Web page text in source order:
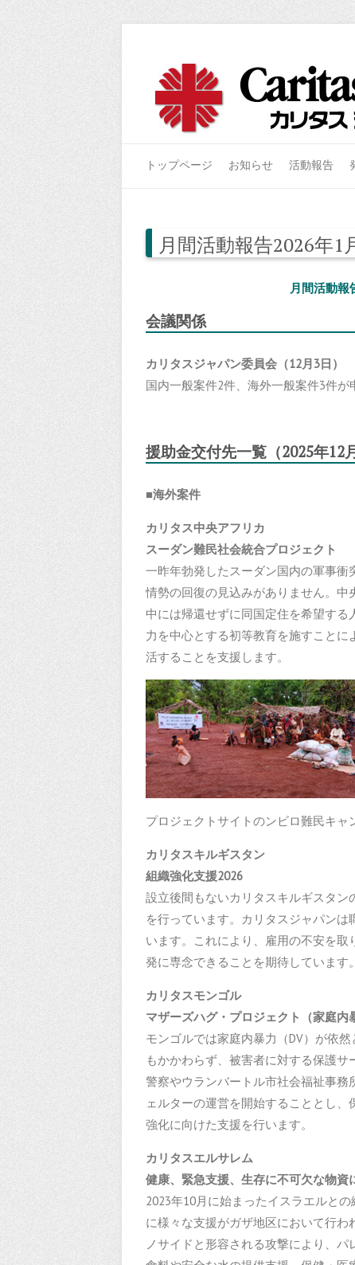
トップページ お知らせ 活動報告
月間活動報告2026年1
月間活動報
会議関係
カリタスジャパン委員会（12月3日）
国内一般案件2件、海外一般案件3件が
援助金交付先一覧（2025年12
■海外案件
カリタス中央アフリカ
スーダン難民社会
一昨年勃発したスーダン国内の軍事
情勢の回復の見込みがありません。
中には帰還せずに同国定住を希望す
力を中心とする初等教育を施すこと
活することを支援します。
プロジェクトサイトのンビロ難民キ
カリタスキルギスタン
組織強化支
設立後間もないカリタスキルギスタ
を行っています。カリタスジャパン
います。これにより、雇用の不安を
発に専念できることを期待しています。
カリタスモンゴル
マザーズハグ・プロジェクト
（家庭
モンゴルでは家庭内暴力（DV）が依
もかかわらず、被害者に対する保護
警察やウランバートル市社会福祉事
ェルターの運営を開始することとし
強化に向けた支援を行います。
カリタスエルサレム
健康、緊急支援、生存に
2023年10月に始まったイスラエルと
に様々な支援がガザ地区において行
ノサイドと形容される攻撃により、パ